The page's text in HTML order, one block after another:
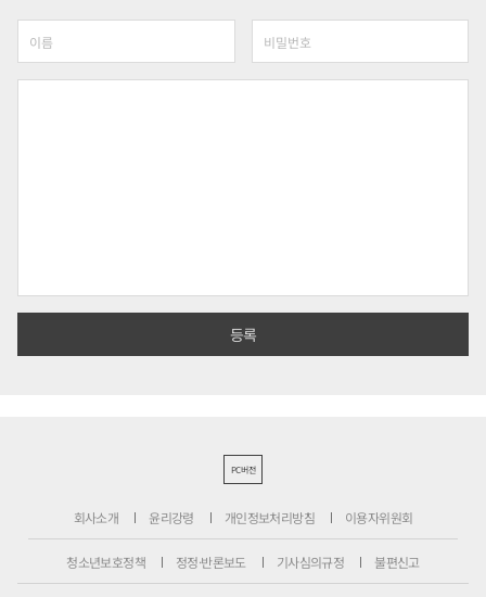
PC버전
회사소개 윤리강령 개인정보처리방침 이용자위원회
청소년보호정책 정정·반론보도 기사심의규정 불편신고